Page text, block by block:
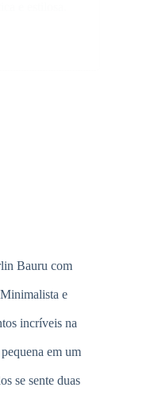
Bauru com
e
incríveis na
em um
se sente duas